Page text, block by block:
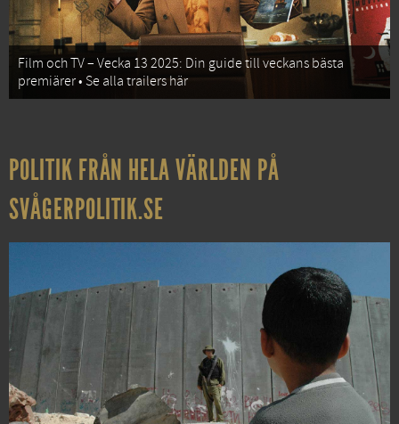
Film och TV – Vecka 13 2025: Din guide till veckans bästa
premiärer • Se alla trailers här
POLITIK FRÅN HELA VÄRLDEN PÅ
SVÅGERPOLITIK.SE